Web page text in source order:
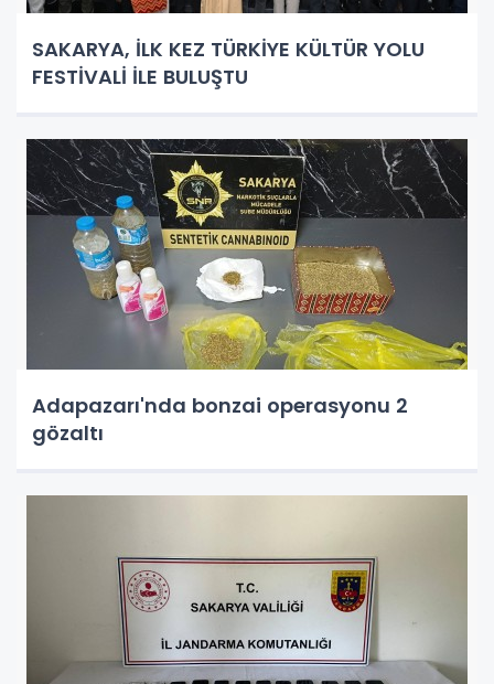
SAKARYA, İLK KEZ TÜRKİYE KÜLTÜR YOLU
FESTİVALİ İLE BULUŞTU
Adapazarı'nda bonzai operasyonu 2
gözaltı